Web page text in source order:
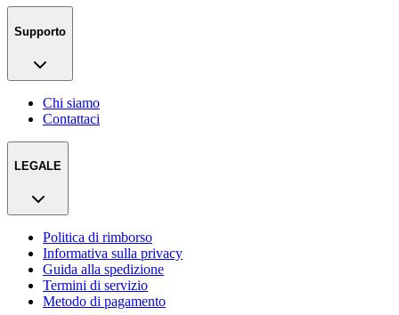
Supporto
Chi siamo
Contattaci
LEGALE
Politica di rimborso
Informativa sulla privacy
Guida alla spedizione
Termini di servizio
Metodo di pagamento